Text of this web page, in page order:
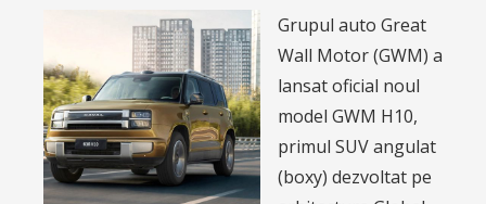
Grupul auto Great
Wall Motor (GWM) a
lansat oficial noul
model GWM H10,
primul SUV angulat
(boxy) dezvoltat pe